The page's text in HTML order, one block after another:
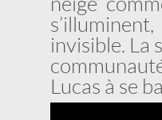
invisible. La
Lucas à se